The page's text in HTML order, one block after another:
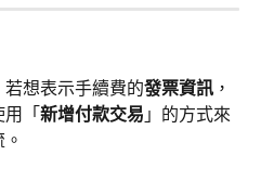
想表示手續費的發票資訊 ，
用「新增付款交易 」的方式來